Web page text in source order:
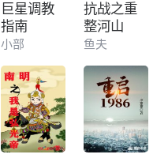
巨星调教
指南
小部
抗战之重
整河山
鱼夫